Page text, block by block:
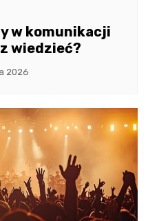
w komunikacji
wiedzieć?
2026